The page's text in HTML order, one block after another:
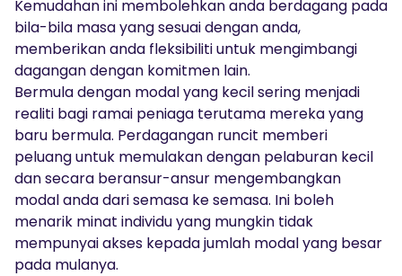
Kemudahan ini membolehkan anda berdagang pada
bila-bila masa yang sesuai dengan anda,
memberikan anda fleksibiliti untuk mengimbangi
dagangan dengan komitmen lain.
Bermula dengan modal yang kecil sering menjadi
realiti bagi ramai peniaga terutama mereka yang
baru bermula. Perdagangan runcit memberi
peluang untuk memulakan dengan pelaburan kecil
dan secara beransur-ansur mengembangkan
modal anda dari semasa ke semasa. Ini boleh
menarik minat individu yang mungkin tidak
mempunyai akses kepada jumlah modal yang besar
pada mulanya.